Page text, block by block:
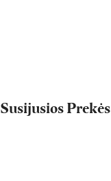
Susijusios Prekės